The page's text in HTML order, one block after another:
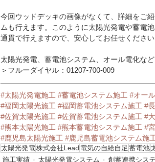
今回ウッドデッキの画像がなくて、詳細をご
ムも行えます。このように太陽光発電や蓄電
通貫で行えますので、安心してお任せください
太陽光発電、蓄電池システム、オール電化な
＞フルーダイヤル：01207-700-009
#太陽光発電施工 #蓄電池システム施工 #オー
#福岡太陽光施工 #福岡蓄電池システム施工 #
#佐賀太陽光施工 #佐賀蓄電池システム施工 #
#熊本太陽光施工 #熊本蓄電池システム施工 #
#鹿児島太陽光施工 #鹿児島蓄電池システム施
太陽光発電株式会社Lead 電気の自給自足 蓄電池
施工実績
太陽光発電システム 創蓄連携シス